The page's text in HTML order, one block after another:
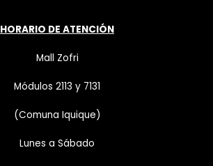
HORARIO DE ATENCIÓN
Mall Zofri
Módulos 2113 y 7131
(Comuna Iquique)
Lunes a Sábado